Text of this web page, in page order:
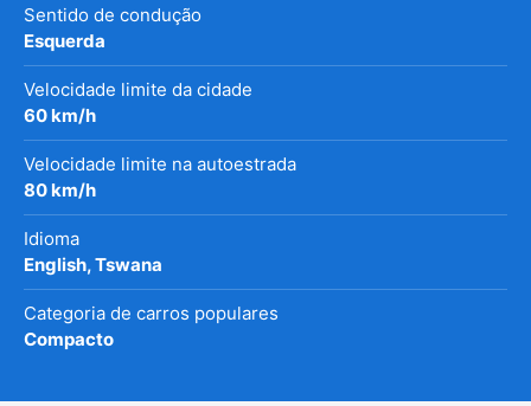
Sentido de condução
Esquerda
Velocidade limite da cidade
60 km/h
Velocidade limite na autoestrada
80 km/h
Idioma
English, Tswana
Categoria de carros populares
Compacto